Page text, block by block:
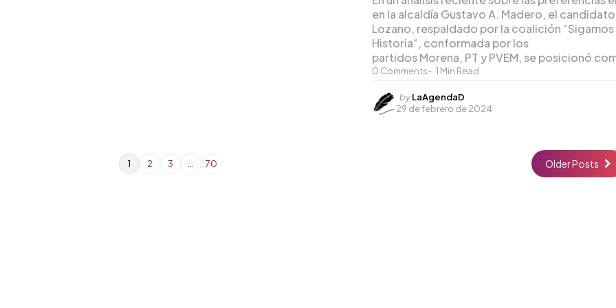
0 Comments 1 Min Read
en la alcaldía Gustavo A. Madero, el
Lozano, respaldado por la coalición
Historia“, conformada por los
partidos Morena, PT y PVEM, se posicionó
Posted
by
by LaAgendaD
29 de febrero de 2024
1 2 3 70 Older Posts